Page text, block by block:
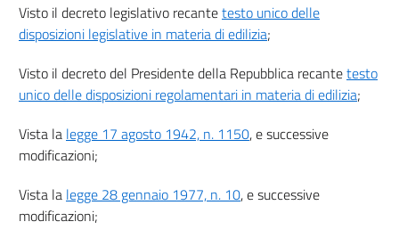
21
Capo III
Denuncia di inizio attività
22
23 bis
23 ter
23 quater
Visto il decreto legislativo recantetesto unico delle
disposizioni legislative in materia di edilizia;
Visto il decreto del Presidente della Repubblica recantetesto
unico delle disposizioni regolamentari in materia di edilizia;
Vista la legge 17 agosto 1942, n. 1150, e successive
modificazioni;
Vista la legge 28 gennaio 1977, n. 10, e successive
modificazioni;